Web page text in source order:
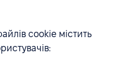
cookie містить